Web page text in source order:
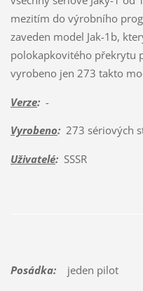
mezitím do výrobního
zaveden model Jak-1b,
polokapkovitého překrytu
vyrobeno jen 273 takto
Verze:-
Vyrobeno:273 sériových
Uživatelé:SSSR
Posádka:jeden pilot